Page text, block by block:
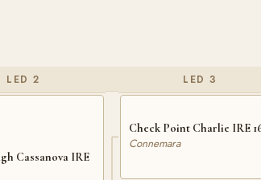
LED 2
Cassanova IRE
LED 3
Check Point Charlie IRE
Connemara